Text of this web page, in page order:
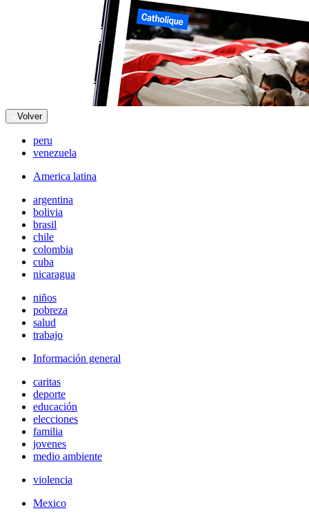
Volver
peru
venezuela
America latina
argentina
bolivia
brasil
chile
colombia
cuba
nicaragua
niños
pobreza
salud
trabajo
Información general
caritas
deporte
educación
elecciones
familia
jovenes
medio ambiente
violencia
Mexico